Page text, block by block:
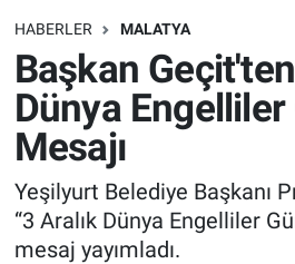
HABERLER MALATYA
Başkan
Dünya Engelliler
Mesajı
Yeşilyurt Belediye Başkanı
“3 Aralık Dünya Engelliler
mesaj yayımladı.
DİĞER
EKONOMİ
Tüm Manşetler
Son Dakika Haberleri
Haber Arşivi